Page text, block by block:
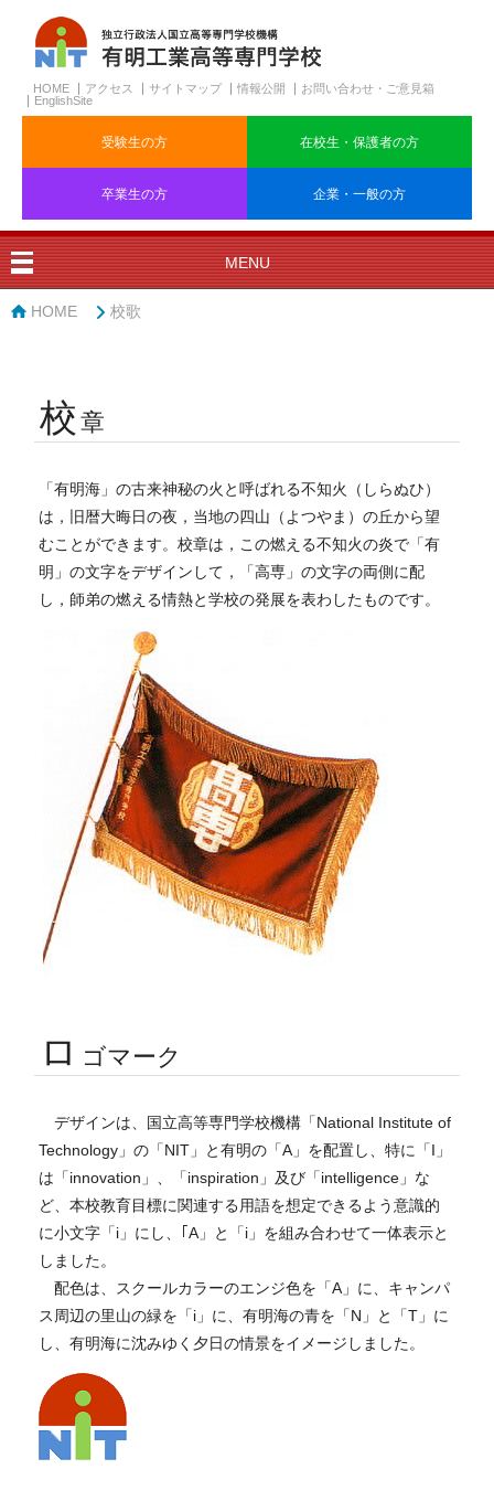
HOME アクセス サイトマップ 情報公開
お問い合わせ・ご意見箱
EnglishSite
受験生の方 在校生・保護者の方
卒業生の方 企業・一般の方
MENU
HOME 校歌
校 章
「有明海」の古来神秘の火と呼ばれる不知火（しらぬひ）
は，旧暦大晦日の夜，当地の四山（よつやま）の丘から望
むことができます。校章は，この燃える不知火の炎で「有
明」の文字をデザインして，「高専」の文字の両側に配
し，師弟の燃える情熱と学校の発展を表わしたものです。
ロ ゴマーク
デザインは、国立高等専門学校機構「National Institute of
Technology」の「NIT」と有明の「A」を配置し、特に「I」
は「innovation」、「inspiration」及び「intelligence」な
ど、本校教育目標に関連する用語を想定できるよう意識的
に小文字「i」にし、｢A」と「i」を組み合わせて一体表示と
しました。
配色は、スクールカラーのエンジ色を「A」に、キャンパ
ス周辺の里山の緑を「i」に、有明海の青を「N」と「T」に
し、有明海に沈みゆく夕日の情景をイメージしました。